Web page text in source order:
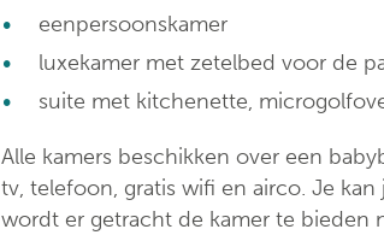
eenpersoonskamer
luxekamer met zetelbed voor de
suite met kitchenette,
Alle kamers beschikken over een
tv, telefoon, gratis wifi en airco. Je
wordt er getracht de kamer te bieden